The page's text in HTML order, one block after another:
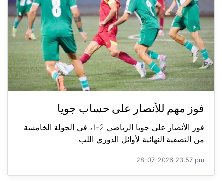
فوز مهم للأنصار على حساب جويا
فوز الأنصار على جويا الرياضي 2-1، في الجولة الخامسة
من التصفية النهائية لأوائل الدوري اللب...
28-07-2026 23:57 pm